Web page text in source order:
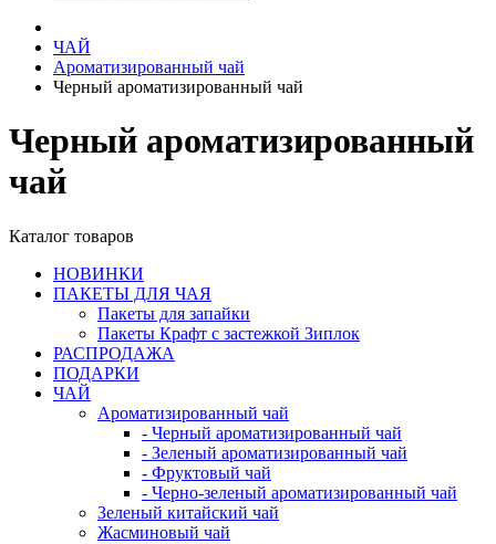
ЧАЙ
Ароматизированный чай
Черный ароматизированный чай
Черный ароматизированный
чай
Каталог товаров
НОВИНКИ
ПАКЕТЫ ДЛЯ ЧАЯ
Пакеты для запайки
Пакеты Крафт с застежкой Зиплок
РАСПРОДАЖА
ПОДАРКИ
ЧАЙ
Ароматизированный чай
- Черный ароматизированный чай
- Зеленый ароматизированный чай
- Фруктовый чай
- Черно-зеленый ароматизированный чай
Зеленый китайский чай
Жасминовый чай